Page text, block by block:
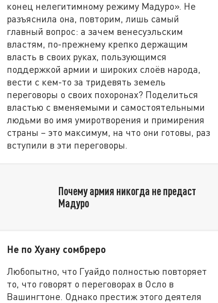
конец нелегитимному режиму Мадуро». Не
разъяснила она, повторим, лишь самый
главный вопрос: а зачем венесуэльским
властям, по-прежнему крепко держащим
власть в своих руках, пользующимся
поддержкой армии и широких слоёв народа,
вести с кем-то за тридевять земель
переговоры о своих похоронах? Поделиться
властью с вменяемыми и самостоятельными
людьми во имя умиротворения и примирения
страны – это максимум, на что они готовы, раз
вступили в эти переговоры.
Почему армия никогда не предаст
Мадуро
Не по Хуану сомбреро
Любопытно, что Гуайдо полностью повторяет
то, что говорят о переговорах в Осло в
Вашингтоне. Однако престиж этого деятеля